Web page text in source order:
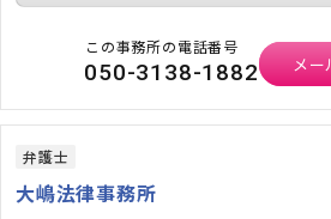
この事務所の電話番号
050-3138-1882 メー
弁護士
大嶋法律事務所